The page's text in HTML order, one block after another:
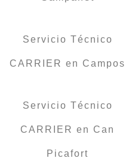
Servicio Técnico
CARRIER en Campos
Servicio Técnico
CARRIER en Can
Picafort